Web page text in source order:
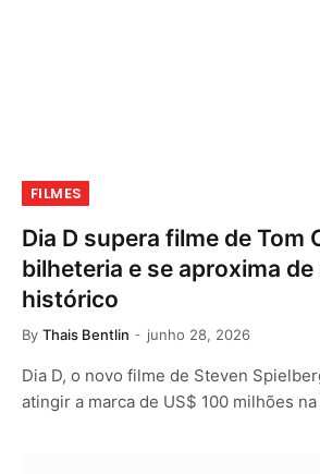
FILMES
Dia D supera filme de Tom
bilheteria e se aproxima de
histórico
By Thais Bentlin junho 28, 2026
Dia D, o novo filme de Steven
atingir a marca de US$ 100 milhões